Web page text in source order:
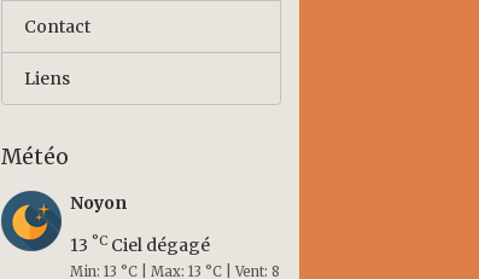
Contact
Liens
Météo
Noyon
13 °C Ciel dégagé
Min: 13 °C | Max: 13 °C | Vent: 8